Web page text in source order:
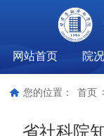
网站首页 院
您的位置： 首页
省社科院